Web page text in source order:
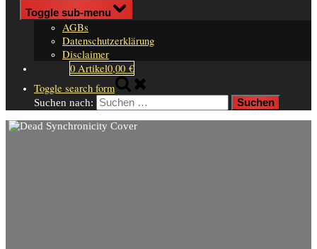
Impressum
Toggle sub-menu
AGBs
Datenschutzerklärung
Disclaimer
0 Artikel0,00 €
Toggle search form
Suchen nach: